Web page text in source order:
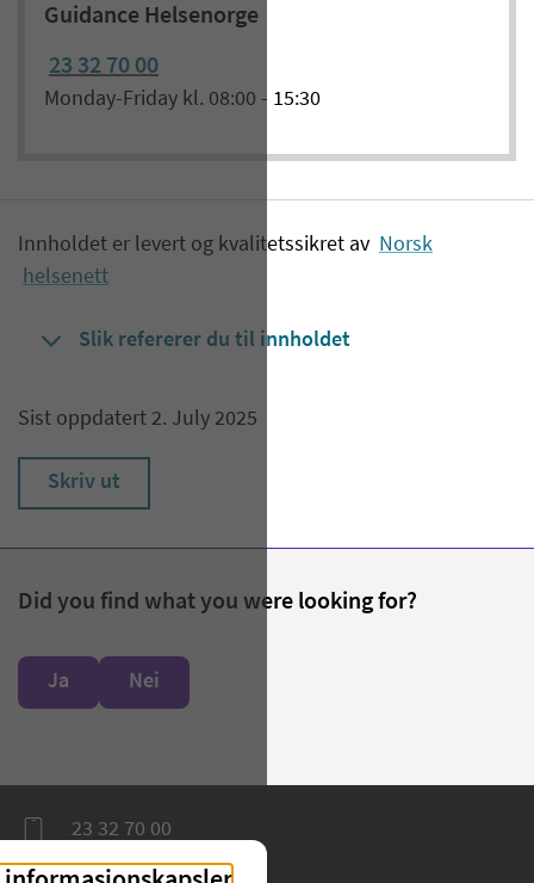
Guidance Helsenorge
23 32 70 00
Monday-Friday kl. 08:00 - 15:30
Innholdet er levert og kvalitetssikret av Norsk
helsenett
Slik refererer du til innholdet
Sist oppdatert 2. July 2025
Skriv ut
Did you find what you were looking for?
Ja Nei